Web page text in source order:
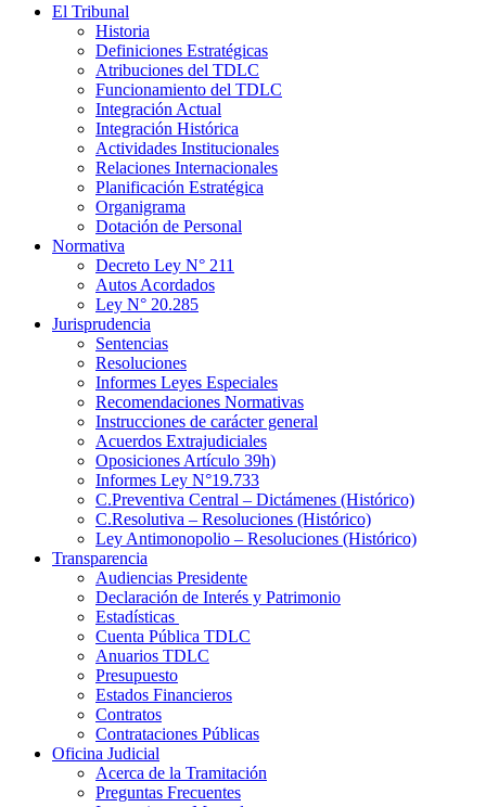
El Tribunal
Historia
Definiciones Estratégicas
Atribuciones del TDLC
Funcionamiento del TDLC
Integración Actual
Integración Histórica
Actividades Institucionales
Relaciones Internacionales
Planificación Estratégica
Organigrama
Dotación de Personal
Normativa
Decreto Ley N° 211
Autos Acordados
Ley N° 20.285
Jurisprudencia
Sentencias
Resoluciones
Informes Leyes Especiales
Recomendaciones Normativas
Instrucciones de carácter general
Acuerdos Extrajudiciales
Oposiciones Artículo 39h)
Informes Ley N°19.733
C.Preventiva Central – Dictámenes (Histórico)
C.Resolutiva – Resoluciones (Histórico)
Ley Antimonopolio – Resoluciones (Histórico)
Transparencia
Audiencias Presidente
Declaración de Interés y Patrimonio
Estadísticas
Cuenta Pública TDLC
Anuarios TDLC
Presupuesto
Estados Financieros
Contratos
Contrataciones Públicas
Oficina Judicial
Acerca de la Tramitación
Preguntas Frecuentes